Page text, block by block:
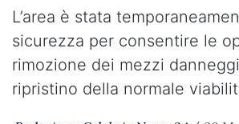
L’area è stata
sicurezza per consentire le
rimozione dei mezzi
ripristino della normale